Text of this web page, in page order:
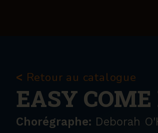
< Retour au catalogue
EASY COME
Chorégraphe: Deborah